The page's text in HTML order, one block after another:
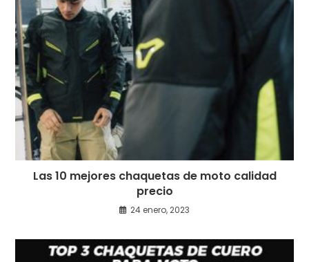
Las 10 mejores chaquetas de moto calidad
precio
24 enero, 2023